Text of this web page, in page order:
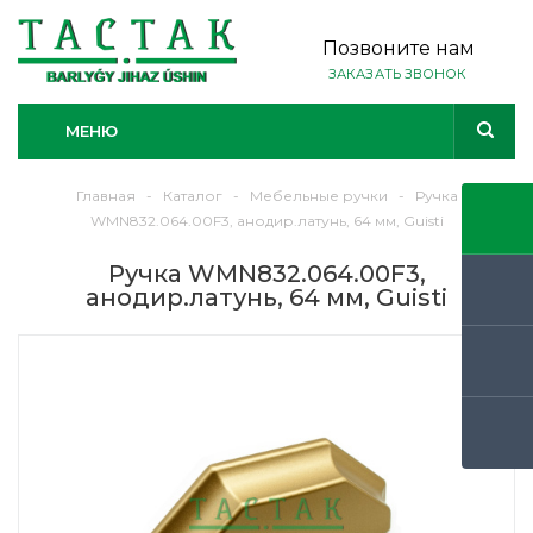
Позвоните нам
ЗАКАЗАТЬ ЗВОНОК
МЕНЮ
Главная - Каталог - Мебельные ручки -
Ручка
WMN832.064.00F3, анодир.латунь, 64 мм, Guisti
Ручка WMN832.064.00F3,
анодир.латунь, 64 мм, Guisti